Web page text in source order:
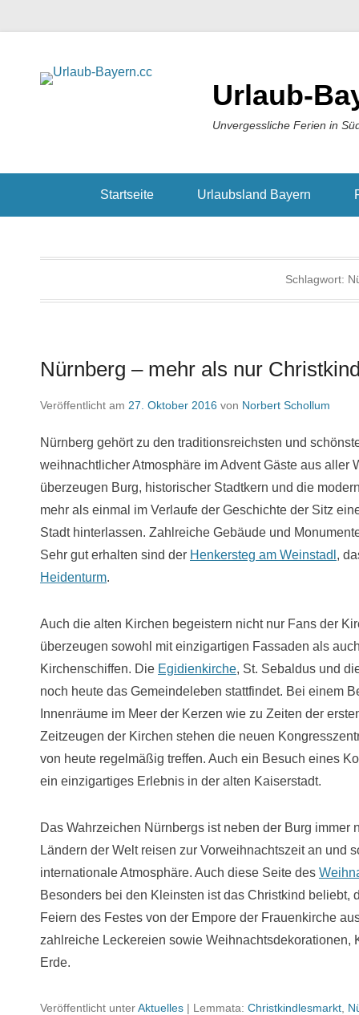
Urlaub-
Unvergessliche Ferien in
Startseite Urlaubsland Bayern
Schlagwort:
Nürnberg – mehr als nur
Veröffentlicht am 27. Oktober 2016 von Norbert Schollum
Nürnberg gehört zu den traditionsreichsten und
weihnachtlicher Atmosphäre im Advent Gäste aus aller
überzeugen Burg, historischer Stadtkern und die
mehr als einmal im Verlaufe der Geschichte der Sitz
Stadt hinterlassen. Zahlreiche Gebäude und
Sehr gut erhalten sind der Henkersteg am Weinstadl ,
Heidenturm.
Auch die alten Kirchen begeistern nicht nur Fans der
überzeugen sowohl mit einzigartigen Fassaden als
Kirchenschiffen. Die Egidienkirche, St. Sebaldus und
noch heute das Gemeindeleben stattfindet. Bei einem
Innenräume im Meer der Kerzen wie zu Zeiten der
Zeitzeugen der Kirchen stehen die neuen
von heute regelmäßig treffen. Auch ein Besuch eines
ein einzigartiges Erlebnis in der alten Kaiserstadt.
Das Wahrzeichen Nürnbergs ist neben der Burg immer
Ländern der Welt reisen zur Vorweihnachtszeit an und
internationale Atmosphäre. Auch diese Seite des
Besonders bei den Kleinsten ist das Christkind beliebt,
Feiern des Festes von der Empore der Frauenkirche
zahlreiche Leckereien sowie
Erde.
Veröffentlicht unterAktuelles | Lemmata: Christkindlesmarkt